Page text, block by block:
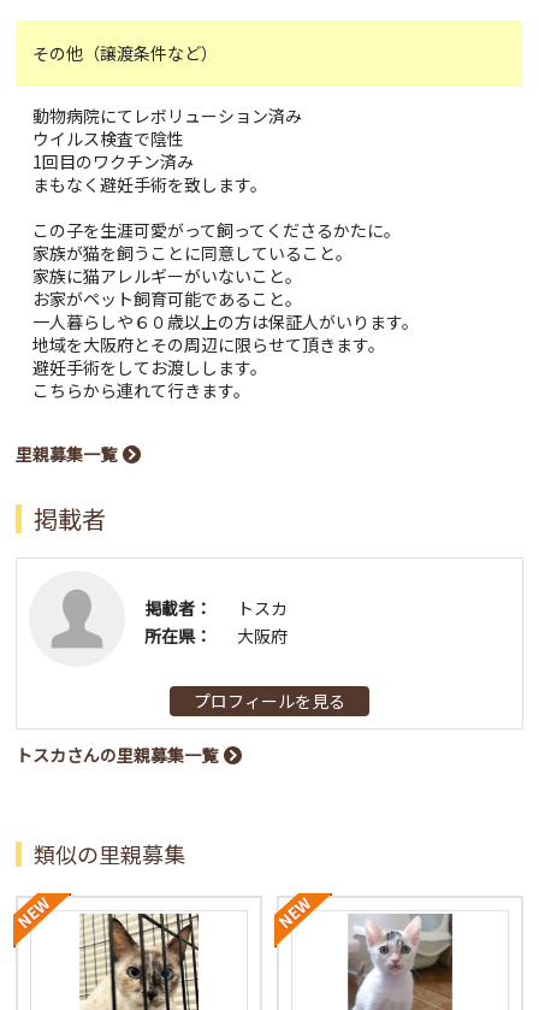
その他（譲渡条件など）
動物病院にてレボリューション済み
ウイルス検査で陰性
1回目のワクチン済み
まもなく避妊手術を致します。
この子を生涯可愛がって飼ってくださるかたに。
家族が猫を飼うことに同意していること。
家族に猫アレルギーがいないこと。
お家がペット飼育可能であること。
一人暮らしや６０歳以上の方は保証人がいります。
地域を大阪府とその周辺に限らせて頂きます。
避妊手術をしてお渡しします。
こちらから連れて行きます。
里親募集一覧
掲載者
掲載者：
トスカ
所在県：
大阪府
プロフィールを見る
トスカさんの里親募集一覧
類似の里親募集